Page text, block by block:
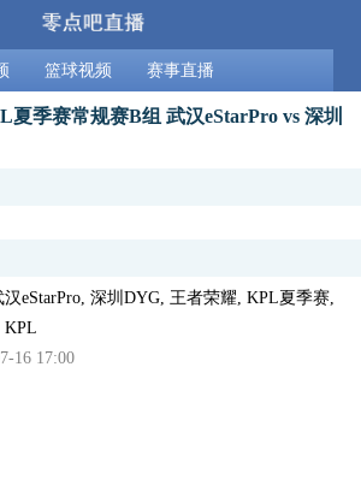
篮球视频 赛事直播
夏季赛常规赛B组 武汉eStarPro vs 深圳
汉eStarPro, 深圳DYG, 王者荣耀, KPL夏季赛,
KPL
16 17:00